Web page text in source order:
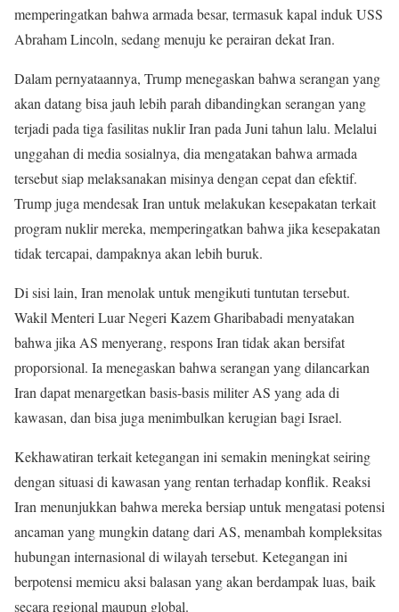
memperingatkan bahwa armada besar, termasuk kapal induk USS
Abraham Lincoln, sedang menuju ke perairan dekat Iran.
Dalam pernyataannya, Trump menegaskan bahwa serangan yang
akan datang bisa jauh lebih parah dibandingkan serangan yang
terjadi pada tiga fasilitas nuklir Iran pada Juni tahun lalu. Melalui
unggahan di media sosialnya, dia mengatakan bahwa armada
tersebut siap melaksanakan misinya dengan cepat dan efektif.
Trump juga mendesak Iran untuk melakukan kesepakatan terkait
program nuklir mereka, memperingatkan bahwa jika kesepakatan
tidak tercapai, dampaknya akan lebih buruk.
Di sisi lain, Iran menolak untuk mengikuti tuntutan tersebut.
Wakil Menteri Luar Negeri Kazem Gharibabadi menyatakan
bahwa jika AS menyerang, respons Iran tidak akan bersifat
proporsional. Ia menegaskan bahwa serangan yang dilancarkan
Iran dapat menargetkan basis-basis militer AS yang ada di
kawasan, dan bisa juga menimbulkan kerugian bagi Israel.
Kekhawatiran terkait ketegangan ini semakin meningkat seiring
dengan situasi di kawasan yang rentan terhadap konflik. Reaksi
Iran menunjukkan bahwa mereka bersiap untuk mengatasi potensi
ancaman yang mungkin datang dari AS, menambah kompleksitas
hubungan internasional di wilayah tersebut. Ketegangan ini
berpotensi memicu aksi balasan yang akan berdampak luas, baik
secara regional maupun global.